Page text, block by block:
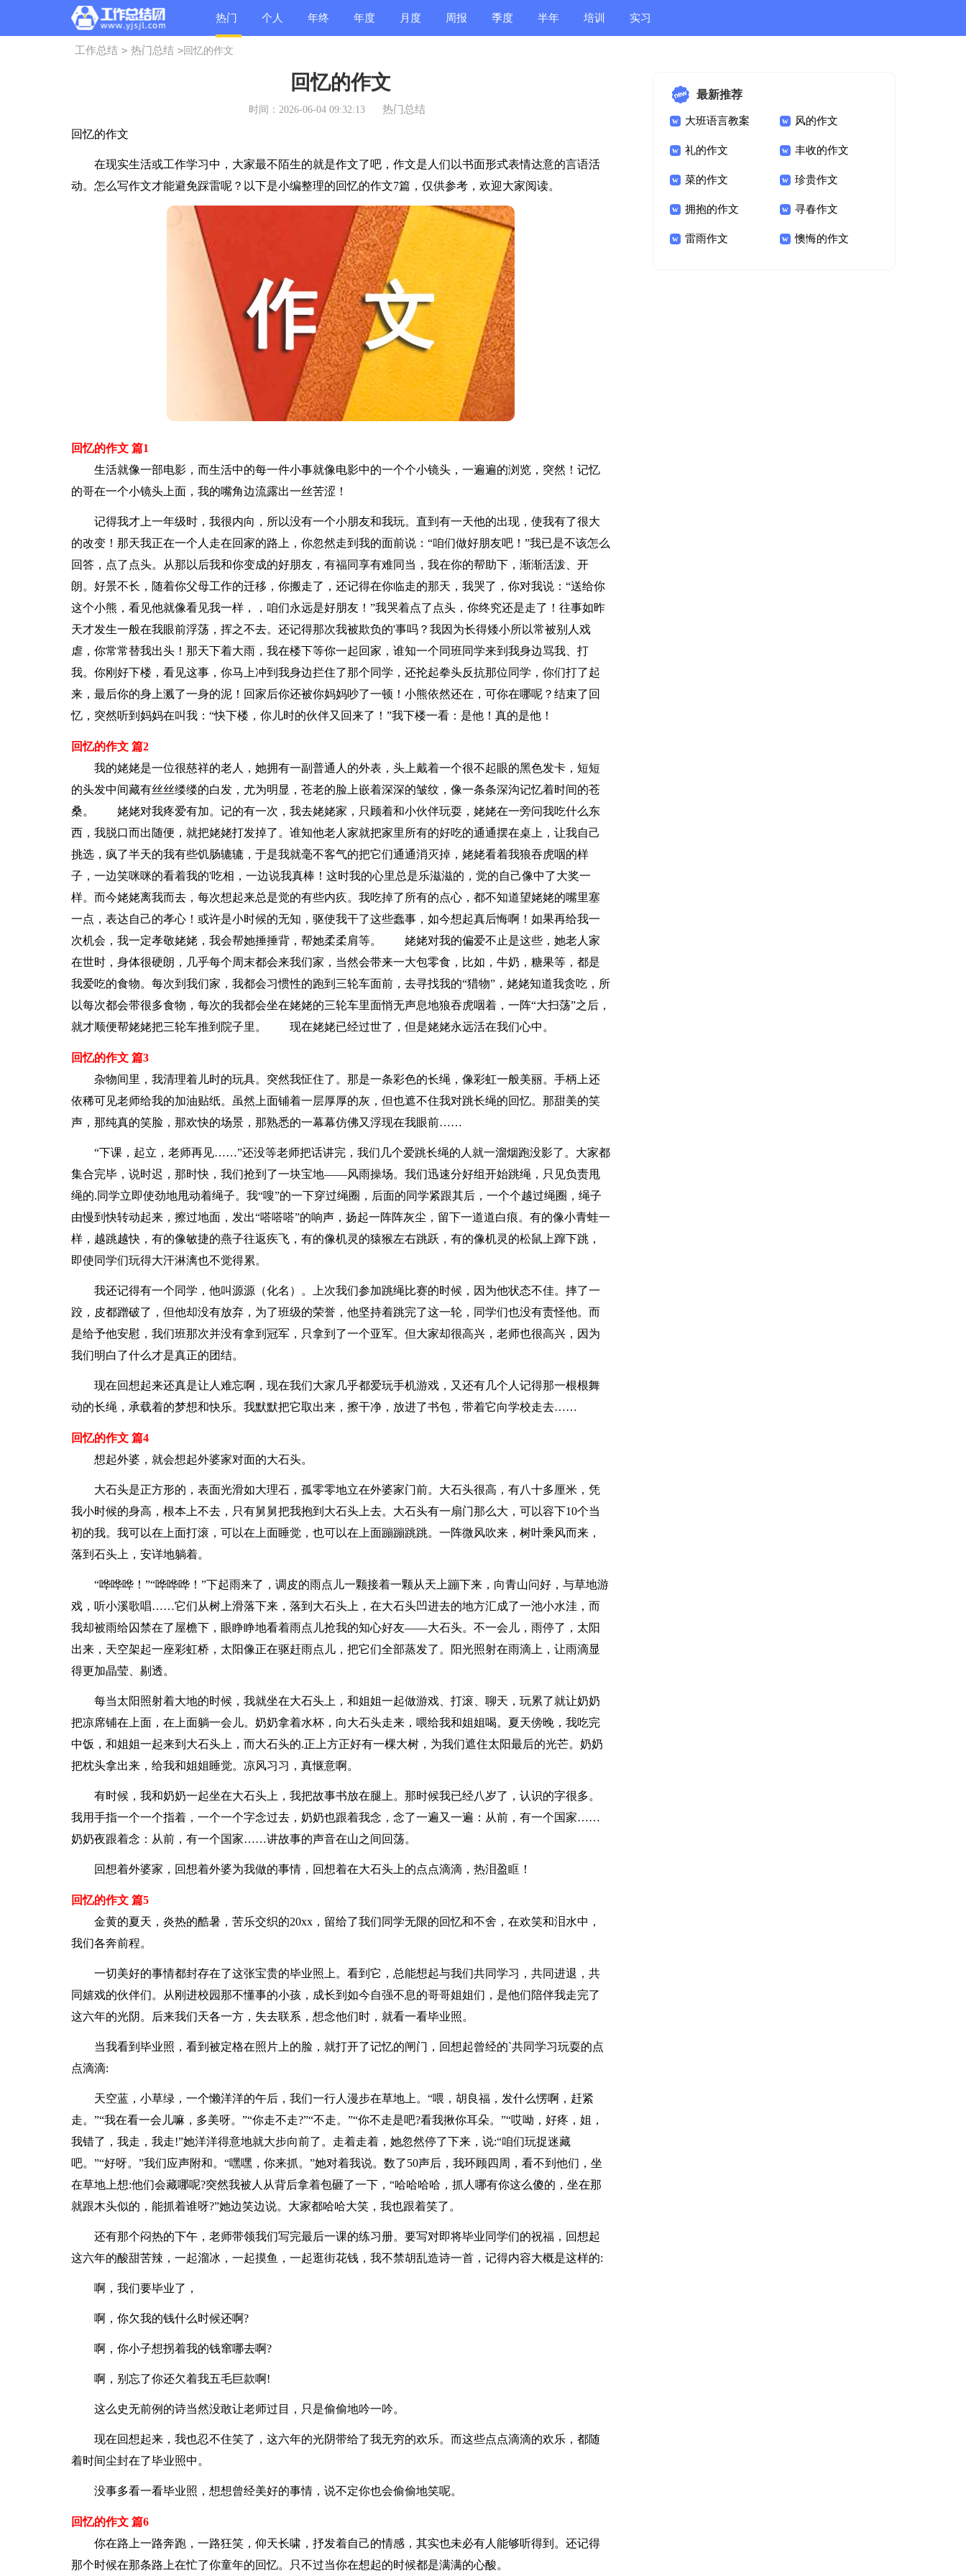
热门
总结
个人 年终 年度 月度 周报 季度 半年 培训 实习
工作总结 > 热门总结 >回忆的作文
回忆的作文
时间：2026-06-04 09:32:13 热门总结
回忆的作文
在现实生活或工作学习中，大家最不陌生的就是作文了吧，作文是人们以书面形式表情达意的言语活
动。怎么写作文才能避免踩雷呢？以下是小编整理的回忆的作文7篇，仅供参考，欢迎大家阅读。
回忆的作文 篇1
生活就像一部电影，而生活中的每一件小事就像电影中的一个个小镜头，一遍遍的浏览，突然！记忆
的哥在一个小镜头上面，我的嘴角边流露出一丝苦涩！
记得我才上一年级时，我很内向，所以没有一个小朋友和我玩。直到有一天他的出现，使我有了很大
的改变！那天我正在一个人走在回家的路上，你忽然走到我的面前说：“咱们做好朋友吧！”我已是不该怎么
回答，点了点头。从那以后我和你变成的好朋友，有福同享有难同当，我在你的帮助下，渐渐活泼、开
朗。好景不长，随着你父母工作的迁移，你搬走了，还记得在你临走的那天，我哭了，你对我说：“送给你
这个小熊，看见他就像看见我一样，，咱们永远是好朋友！”我哭着点了点头，你终究还是走了！往事如昨
天才发生一般在我眼前浮荡，挥之不去。还记得那次我被欺负的'事吗？我因为长得矮小所以常被别人戏
虐，你常常替我出头！那天下着大雨，我在楼下等你一起回家，谁知一个同班同学来到我身边骂我、打
我。你刚好下楼，看见这事，你马上冲到我身边拦住了那个同学，还抡起拳头反抗那位同学，你们打了起
来，最后你的身上溅了一身的泥！回家后你还被你妈妈吵了一顿！小熊依然还在，可你在哪呢？结束了回
忆，突然听到妈妈在叫我：“快下楼，你儿时的伙伴又回来了！”我下楼一看：是他！真的是他！
回忆的作文 篇2
我的姥姥是一位很慈祥的老人，她拥有一副普通人的外表，头上戴着一个很不起眼的黑色发卡，短短
的头发中间藏有丝丝缕缕的白发，尤为明显，苍老的脸上嵌着深深的皱纹，像一条条深沟记忆着时间的苍
桑。 姥姥对我疼爱有加。记的有一次，我去姥姥家，只顾着和小伙伴玩耍，姥姥在一旁问我吃什么东
西，我脱口而出随便，就把姥姥打发掉了。谁知他老人家就把家里所有的好吃的通通摆在桌上，让我自己
挑选，疯了半天的我有些饥肠辘辘，于是我就毫不客气的把它们通通消灭掉，姥姥看着我狼吞虎咽的样
子，一边笑咪咪的看着我的'吃相，一边说我真棒！这时我的心里总是乐滋滋的，觉的自己像中了大奖一
样。而今姥姥离我而去，每次想起来总是觉的有些内疚。我吃掉了所有的点心，都不知道望姥姥的嘴里塞
一点，表达自己的孝心！或许是小时候的无知，驱使我干了这些蠢事，如今想起真后悔啊！如果再给我一
次机会，我一定孝敬姥姥，我会帮她捶捶背，帮她柔柔肩等。 姥姥对我的偏爱不止是这些，她老人家
在世时，身体很硬朗，几乎每个周末都会来我们家，当然会带来一大包零食，比如，牛奶，糖果等，都是
我爱吃的食物。每次到我们家，我都会习惯性的跑到三轮车面前，去寻找我的“猎物”，姥姥知道我贪吃，所
以每次都会带很多食物，每次的我都会坐在姥姥的三轮车里面悄无声息地狼吞虎咽着，一阵“大扫荡”之后，
就才顺便帮姥姥把三轮车推到院子里。 现在姥姥已经过世了，但是姥姥永远活在我们心中。
回忆的作文 篇3
杂物间里，我清理着儿时的玩具。突然我怔住了。那是一条彩色的长绳，像彩虹一般美丽。手柄上还
依稀可见老师给我的加油贴纸。虽然上面铺着一层厚厚的灰，但也遮不住我对跳长绳的回忆。那甜美的笑
声，那纯真的笑脸，那欢快的场景，那熟悉的一幕幕仿佛又浮现在我眼前……
“下课，起立，老师再见……”还没等老师把话讲完，我们几个爱跳长绳的人就一溜烟跑没影了。大家都
集合完毕，说时迟，那时快，我们抢到了一块宝地——风雨操场。我们迅速分好组开始跳绳，只见负责甩
绳的.同学立即使劲地甩动着绳子。我“嗖”的一下穿过绳圈，后面的同学紧跟其后，一个个越过绳圈，绳子
由慢到快转动起来，擦过地面，发出“嗒嗒嗒”的响声，扬起一阵阵灰尘，留下一道道白痕。有的像小青蛙一
样，越跳越快，有的像敏捷的燕子往返疾飞，有的像机灵的猿猴左右跳跃，有的像机灵的松鼠上蹿下跳，
即使同学们玩得大汗淋漓也不觉得累。
我还记得有一个同学，他叫源源（化名）。上次我们参加跳绳比赛的时候，因为他状态不佳。摔了一
跤，皮都蹭破了，但他却没有放弃，为了班级的荣誉，他坚持着跳完了这一轮，同学们也没有责怪他。而
是给予他安慰，我们班那次并没有拿到冠军，只拿到了一个亚军。但大家却很高兴，老师也很高兴，因为
我们明白了什么才是真正的团结。
现在回想起来还真是让人难忘啊，现在我们大家几乎都爱玩手机游戏，又还有几个人记得那一根根舞
动的长绳，承载着的梦想和快乐。我默默把它取出来，擦干净，放进了书包，带着它向学校走去……
回忆的作文 篇4
想起外婆，就会想起外婆家对面的大石头。
大石头是正方形的，表面光滑如大理石，孤零零地立在外婆家门前。大石头很高，有八十多厘米，凭
我小时候的身高，根本上不去，只有舅舅把我抱到大石头上去。大石头有一扇门那么大，可以容下10个当
初的我。我可以在上面打滚，可以在上面睡觉，也可以在上面蹦蹦跳跳。一阵微风吹来，树叶乘风而来，
落到石头上，安详地躺着。
“哗哗哗！”“哗哗哗！”下起雨来了，调皮的雨点儿一颗接着一颗从天上蹦下来，向青山问好，与草地游
戏，听小溪歌唱……它们从树上滑落下来，落到大石头上，在大石头凹进去的地方汇成了一池小水洼，而
我却被雨给囚禁在了屋檐下，眼睁睁地看着雨点儿抢我的知心好友——大石头。不一会儿，雨停了，太阳
出来，天空架起一座彩虹桥，太阳像正在驱赶雨点儿，把它们全部蒸发了。阳光照射在雨滴上，让雨滴显
得更加晶莹、剔透。
每当太阳照射着大地的时候，我就坐在大石头上，和姐姐一起做游戏、打滚、聊天，玩累了就让奶奶
把凉席铺在上面，在上面躺一会儿。奶奶拿着水杯，向大石头走来，喂给我和姐姐喝。夏天傍晚，我吃完
中饭，和姐姐一起来到大石头上，而大石头的.正上方正好有一棵大树，为我们遮住太阳最后的光芒。奶奶
把枕头拿出来，给我和姐姐睡觉。凉风习习，真惬意啊。
有时候，我和奶奶一起坐在大石头上，我把故事书放在腿上。那时候我已经八岁了，认识的字很多。
我用手指一个一个指着，一个一个字念过去，奶奶也跟着我念，念了一遍又一遍：从前，有一个国家……
奶奶夜跟着念：从前，有一个国家……讲故事的声音在山之间回荡。
回想着外婆家，回想着外婆为我做的事情，回想着在大石头上的点点滴滴，热泪盈眶！
回忆的作文 篇5
金黄的夏天，炎热的酷暑，苦乐交织的20xx，留给了我们同学无限的回忆和不舍，在欢笑和泪水中，
我们各奔前程。
一切美好的事情都封存在了这张宝贵的毕业照上。看到它，总能想起与我们共同学习，共同进退，共
同嬉戏的伙伴们。从刚进校园那不懂事的小孩，成长到如今自强不息的哥哥姐姐们，是他们陪伴我走完了
这六年的光阴。后来我们天各一方，失去联系，想念他们时，就看一看毕业照。
当我看到毕业照，看到被定格在照片上的脸，就打开了记忆的闸门，回想起曾经的`共同学习玩耍的点
点滴滴:
天空蓝，小草绿，一个懒洋洋的午后，我们一行人漫步在草地上。“喂，胡良福，发什么愣啊，赶紧
走。”“我在看一会儿嘛，多美呀。”“你走不走?”“不走。”“你不走是吧?看我揪你耳朵。”“哎呦，好疼，姐，
我错了，我走，我走!”她洋洋得意地就大步向前了。走着走着，她忽然停了下来，说:“咱们玩捉迷藏
吧。”“好呀。”我们应声附和。“嘿嘿，你来抓。”她对着我说。数了50声后，我环顾四周，看不到他们，坐
在草地上想:他们会藏哪呢?突然我被人从背后拿着包砸了一下，“哈哈哈哈，抓人哪有你这么傻的，坐在那
就跟木头似的，能抓着谁呀?”她边笑边说。大家都哈哈大笑，我也跟着笑了。
还有那个闷热的下午，老师带领我们写完最后一课的练习册。要写对即将毕业同学们的祝福，回想起
这六年的酸甜苦辣，一起溜冰，一起摸鱼，一起逛街花钱，我不禁胡乱造诗一首，记得内容大概是这样的:
啊，我们要毕业了，
啊，你欠我的钱什么时候还啊?
啊，你小子想拐着我的钱窜哪去啊?
啊，别忘了你还欠着我五毛巨款啊!
这么史无前例的诗当然没敢让老师过目，只是偷偷地吟一吟。
现在回想起来，我也忍不住笑了，这六年的光阴带给了我无穷的欢乐。而这些点点滴滴的欢乐，都随
着时间尘封在了毕业照中。
没事多看一看毕业照，想想曾经美好的事情，说不定你也会偷偷地笑呢。
回忆的作文 篇6
你在路上一路奔跑，一路狂笑，仰天长啸，抒发着自己的情感，其实也未必有人能够听得到。还记得
那个时候在那条路上在忙了你童年的回忆。只不过当你在想起的时候都是满满的心酸。
最新推荐
大班语言教案 风的作文
礼的作文 丰收的作文
菜的作文 珍贵作文
拥抱的作文 寻春作文
雷雨作文 懊悔的作文